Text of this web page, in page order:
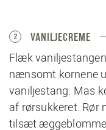
2 VANILJECREME
Flæk
nænsomt kornene
vaniljestang. Mas
af rørsukkeret. Rør
tilsæt